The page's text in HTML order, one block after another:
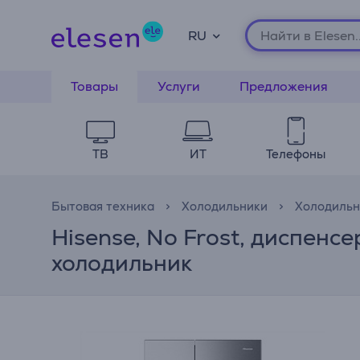
RU
Товары Услуги Предложения
ТВ ИТ Телефоны
Бытовая техника Холодильники
Hisense, No Frost,
холодильник